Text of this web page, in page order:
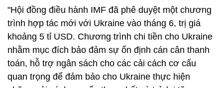
"Hội đồng điều hành IMF đã phê duyệt một chương
trình hợp tác mới với Ukraine vào tháng 6, trị giá
khoảng 5 tỉ USD. Chương trình chi tiền cho Ukraine
nhằm mục đích bảo đảm sự ổn định cán cân thanh
toán, hỗ trợ ngân sách cho các cải cách cơ cấu
quan trọng để đảm bảo cho Ukraine thực hiện